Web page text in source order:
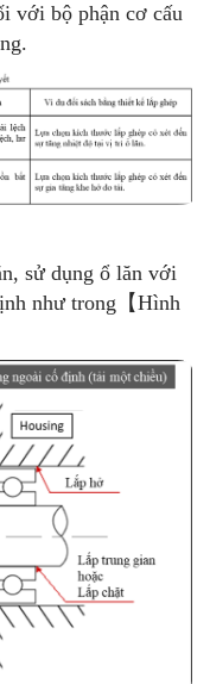
với bộ phận cơ cấu
sử dụng ổ lăn với
như trong【Hình